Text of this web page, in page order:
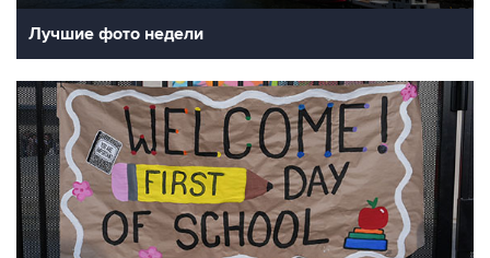
Лучшие фото недели